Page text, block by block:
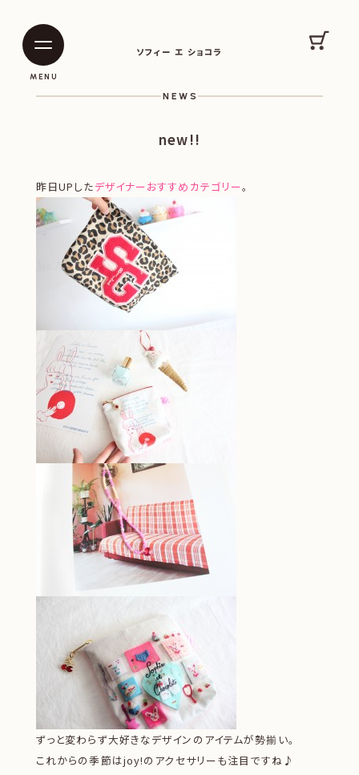
ソフィー エ ショコラ
MENU
カー
NEWS
new!!
昨日UPしたデザイナーおすすめカテゴリー。
ずっと変わらず大好きなデザインのアイテムが勢揃い。
これからの季節はjoy!のアクセサリーも注目ですね♪